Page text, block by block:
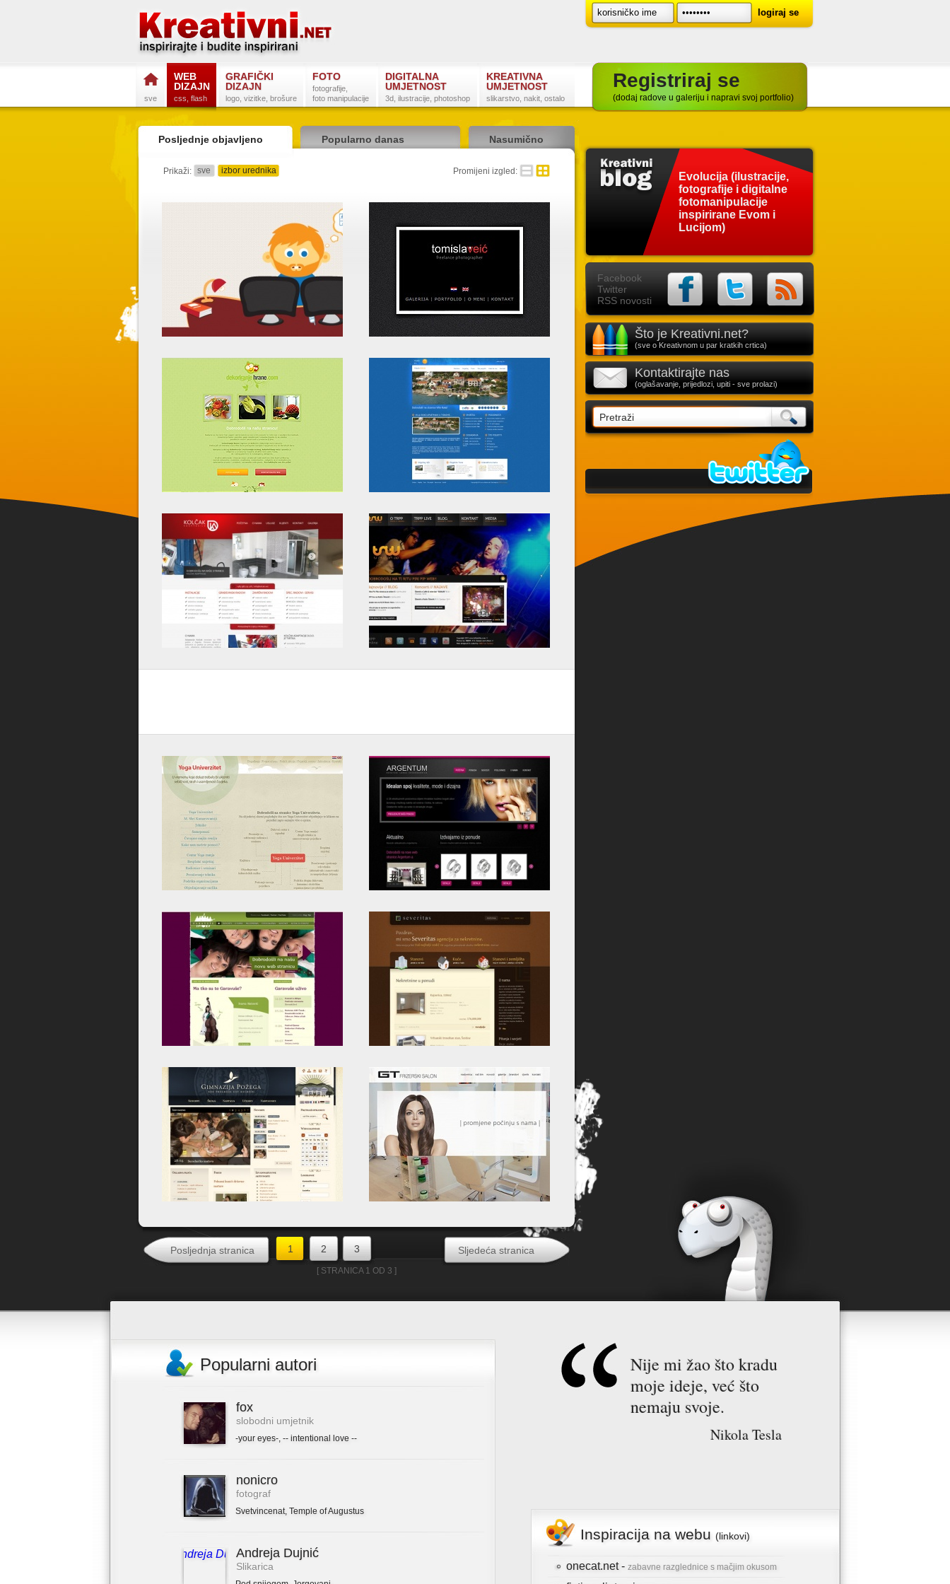
sve
WEB
DIZAJN
css, flash
GRAFIČKI
DIZAJN
logo, vizitke, brošure
FOTO
fotografije,
foto manipulacije
DIGITALNA
UMJETNOST
3d, ilustracije, photoshop
KREATIVNA
UMJETNOST
slikarstvo, nakit, ostalo
Registriraj se
(dodaj radove u galeriju i napravi svoj portfolio)
Posljednje objavljeno Popularno danas Nasumično
Prikaži: sve izbor urednika Promijeni izgled:
Sljedeća stranica
Posljednja stranica 1 2 3
[ STRANICA 1 OD 3 ]
Evolucija (ilustracije,
fotografije i digitalne
fotomanipulacije
inspirirane Evom i
Lucijom)
Facebook
Twitter
Slijedite nas na Twitteru
RSS novosti
Pretplatite se na RSS
Što je Kreativni.net?
(sve o Kreativnom u par kratkih crtica)
Kontaktirajte nas
(oglašavanje, prijedlozi, upiti - sve prolazi)
Twitter
Popularni autori
fox
slobodni umjetnik
-your eyes-, -- intentional love --
nonicro
fotograf
Svetvincenat, Temple of Augustus
Andreja Dujnić
Slikarica
Nije mi žao što kradu
moje ideje, već što
nemaju svoje.
Nikola Tesla
Inspiracija na webu (linkovi)
onecat.net - zabavne razglednice s mačjim okusom